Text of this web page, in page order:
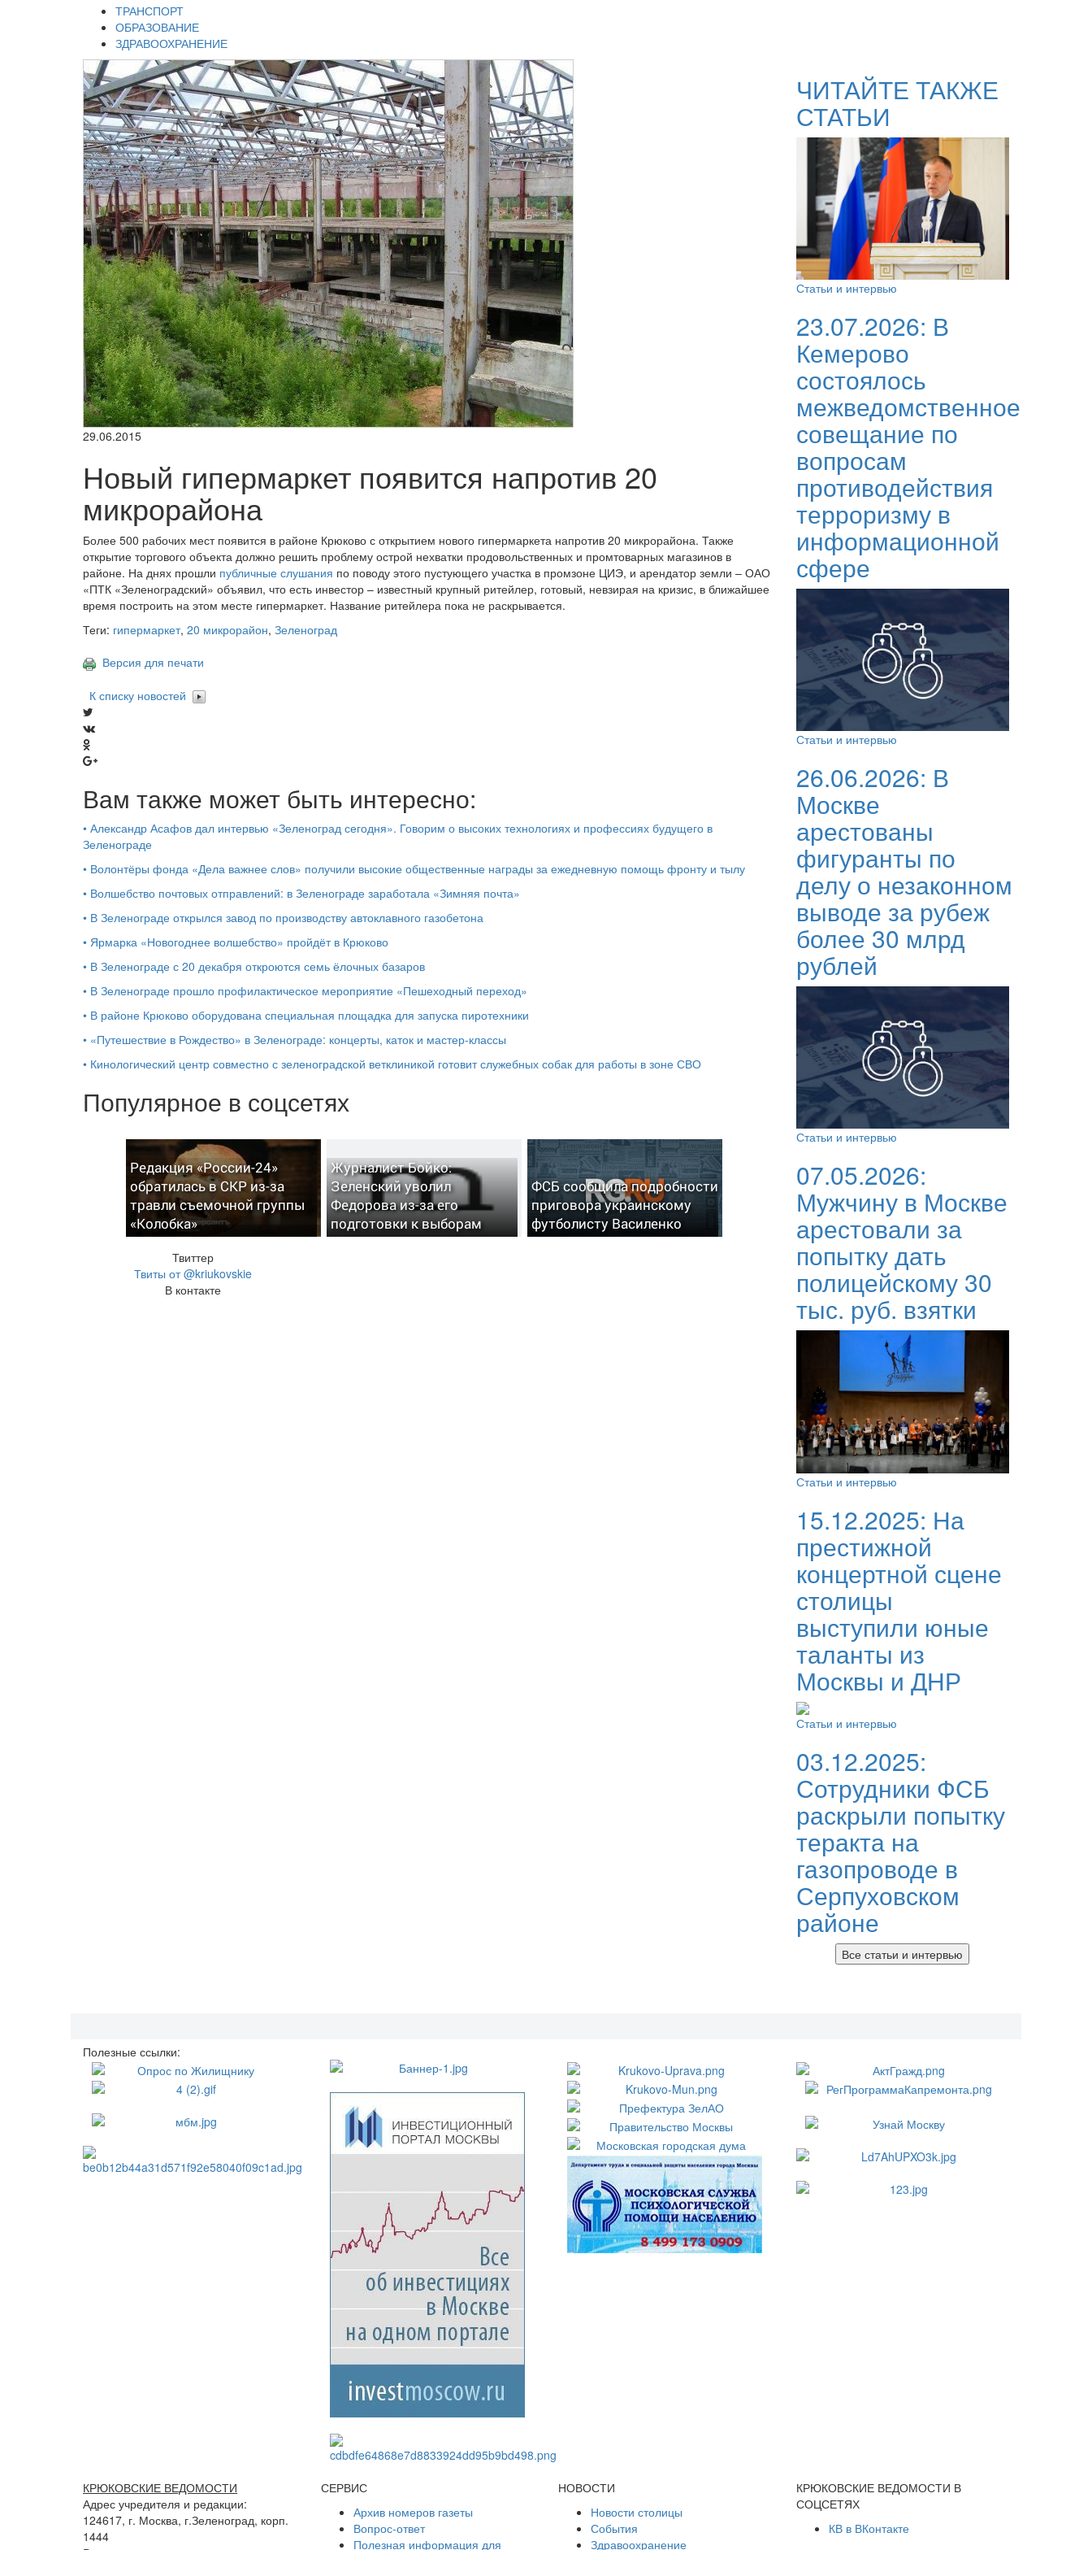
ТРАНСПОРТ
ОБРАЗОВАНИЕ
ЗДРАВООХРАНЕНИЕ
29.06.2015
Новый гипермаркет появится напротив 20
микрорайона
Более 500 рабочих мест появится в районе Крюково с открытием нового гипермаркета напротив 20 микрорайона. Также
открытие торгового объекта должно решить проблему острой нехватки продовольственных и промтоварных магазинов в
районе. На днях прошли публичные слушания по поводу этого пустующего участка в промзоне ЦИЭ, и арендатор земли – ОАО
«ПТК «Зеленоградский» объявил, что есть инвестор – известный крупный ритейлер, готовый, невзирая на кризис, в ближайшее
время построить на этом месте гипермаркет. Название ритейлера пока не раскрывается.
Теги: гипермаркет, 20 микрорайон, Зеленоград
Версия для печати
К списку новостей
Вам также может быть интересно:
• Александр Асафов дал интервью «Зеленоград сегодня». Говорим о высоких технологиях и профессиях будущего в
Зеленограде
• Волонтёры фонда «Дела важнее слов» получили высокие общественные награды за ежедневную помощь фронту и тылу
• Волшебство почтовых отправлений: в Зеленограде заработала «Зимняя почта»
• В Зеленограде открылся завод по производству автоклавного газобетона
• Ярмарка «Новогоднее волшебство» пройдёт в Крюково
• В Зеленограде с 20 декабря откроются семь ёлочных базаров
• В Зеленограде прошло профилактическое мероприятие «Пешеходный переход»
• В районе Крюково оборудована специальная площадка для запуска пиротехники
• «Путешествие в Рождество» в Зеленограде: концерты, каток и мастер‑классы
• Кинологический центр совместно с зеленоградской ветклиникой готовит служебных собак для работы в зоне СВО
Популярное в соцсетях
Редакция «России-24»
обратилась в СКР из-за
травли съемочной группы
«Колобка»
Журналист Бойко:
Зеленский уволил
Федорова из-за его
подготовки к выборам
ФСБ сообщила подробности
приговора украинскому
футболисту Василенко
Твиттер
Твиты от @kriukovskie
В контакте
ЧИТАЙТЕ ТАКЖЕ
СТАТЬИ
Статьи и интервью
23.07.2026: В
Кемерово
состоялось
межведомственное
совещание по
вопросам
противодействия
терроризму в
информационной
сфере
Статьи и интервью
26.06.2026: В
Москве
арестованы
фигуранты по
делу о незаконном
выводе за рубеж
более 30 млрд
рублей
Статьи и интервью
07.05.2026:
Мужчину в Москве
арестовали за
попытку дать
полицейскому 30
тыс. руб. взятки
Статьи и интервью
15.12.2025: На
престижной
концертной сцене
столицы
выступили юные
таланты из
Москвы и ДНР
Статьи и интервью
03.12.2025:
Сотрудники ФСБ
раскрыли попытку
теракта на
газопроводе в
Серпуховском
районе
Все статьи и интервью
Полезные ссылки:
КРЮКОВСКИЕ ВЕДОМОСТИ
Адрес учредителя и редакции:
124617, г. Москва, г.Зеленоград, корп.
1444
СЕРВИС
Архив номеров газеты
Вопрос-ответ
Полезная информация для
НОВОСТИ
Новости столицы
События
Здравоохранение
КРЮКОВСКИЕ ВЕДОМОСТИ В
СОЦСЕТЯХ
КВ в ВКонтакте